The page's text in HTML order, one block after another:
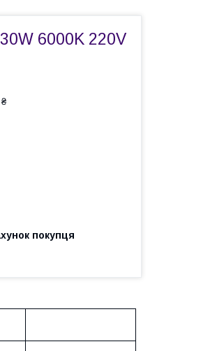
6000K 220V
покупця